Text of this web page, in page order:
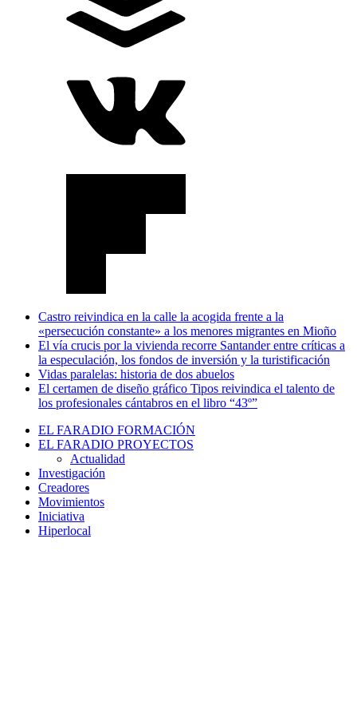
Castro reivindica en la calle la acogida frente a la
«persecución constante» a los menores migrantes en Mioño
El vía crucis por la vivienda recorre Santander entre críticas a
la especulación, los fondos de inversión y la turistificación
Vidas paralelas: historia de dos abuelos
El certamen de diseño gráfico Tipos reivindica el talento de
los profesionales cántabros en el libro “43º”
EL FARADIO FORMACIÓN
EL FARADIO PROYECTOS
Actualidad
Investigación
Creadores
Movimientos
Iniciativa
Hiperlocal